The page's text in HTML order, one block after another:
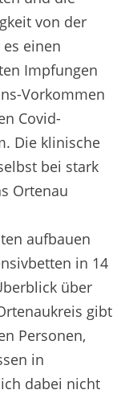
von der
einen
Impfungen
Vorkommen
Covid-
Die klinische
bei stark
Ortenau
aufbauen
in 14
über
gibt
Personen,
in
dabei nicht